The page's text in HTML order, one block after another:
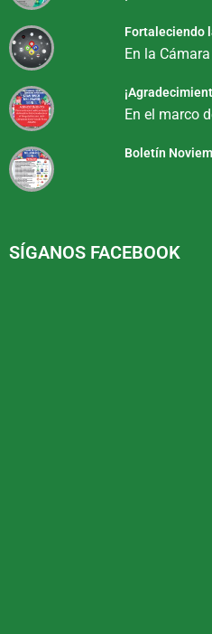
Fortaleciendo
En la
En el marco
Boletín
SÍGANOS FACEBOOK